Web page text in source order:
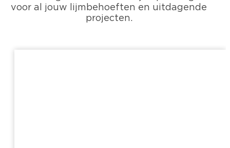
voor al jouw lijmbehoeften en uitdagende
projecten.